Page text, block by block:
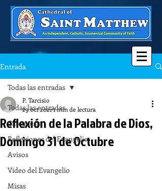
Entrada
Todas las entradas
Catequesis
Reflexiones del Evangelio
Avisos
Video del Evangelio
Misas
Todas las entradas
Reflexión de la Palabra de Dios,
Domingo 31 de Octubre
P. Tarcisio
29 oct 20211 min de lectura